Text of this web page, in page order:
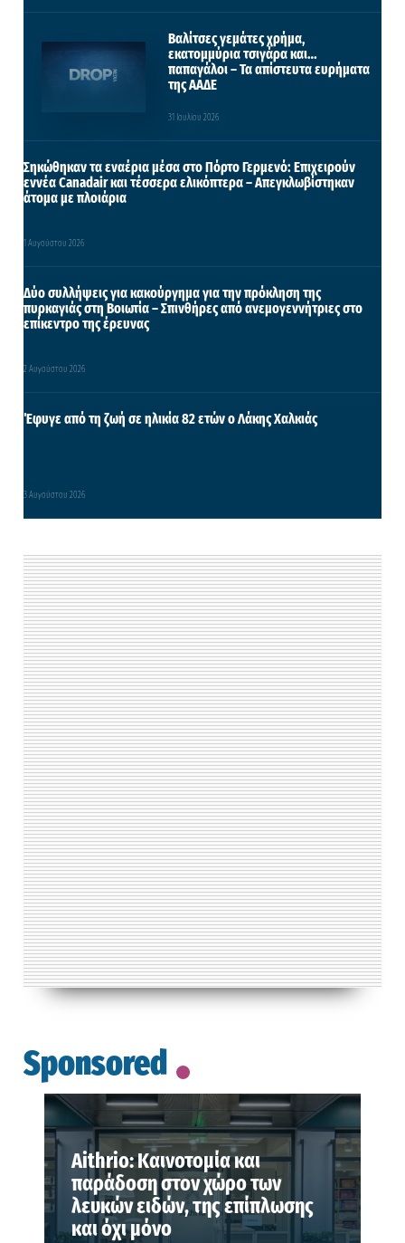
Βαλίτσες γεμάτες χρήμα,
εκατομμύρια τσιγάρα και…
παπαγάλοι – Τα απίστευτα ευρήματα
της ΑΑΔΕ
31 Ιουλίου 2026
Σηκώθηκαν τα εναέρια μέσα στο Πόρτο Γερμενό: Επιχειρούν
εννέα Canadair και τέσσερα ελικόπτερα – Απεγκλωβίστηκαν
άτομα με πλοιάρια
1 Αυγούστου 2026
Δύο συλλήψεις για κακούργημα για την πρόκληση της
πυρκαγιάς στη Βοιωτία – Σπινθήρες από ανεμογεννήτριες στο
επίκεντρο της έρευνας
2 Αυγούστου 2026
Έφυγε από τη ζωή σε ηλικία 82 ετών ο Λάκης Χαλκιάς
3 Αυγούστου 2026
Sponsored
Aithrio: Καινοτομία και
παράδοση στον χώρο των
λευκών ειδών, της επίπλωσης
και όχι μόνο